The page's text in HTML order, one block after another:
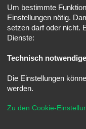
Registrieren
Powered by
Um bestimmte
Einstellungen nötig.
setzen darf oder nicht.
Dienste:
Technisch
Die Einstellungen
werden.
Zu den Cookie-